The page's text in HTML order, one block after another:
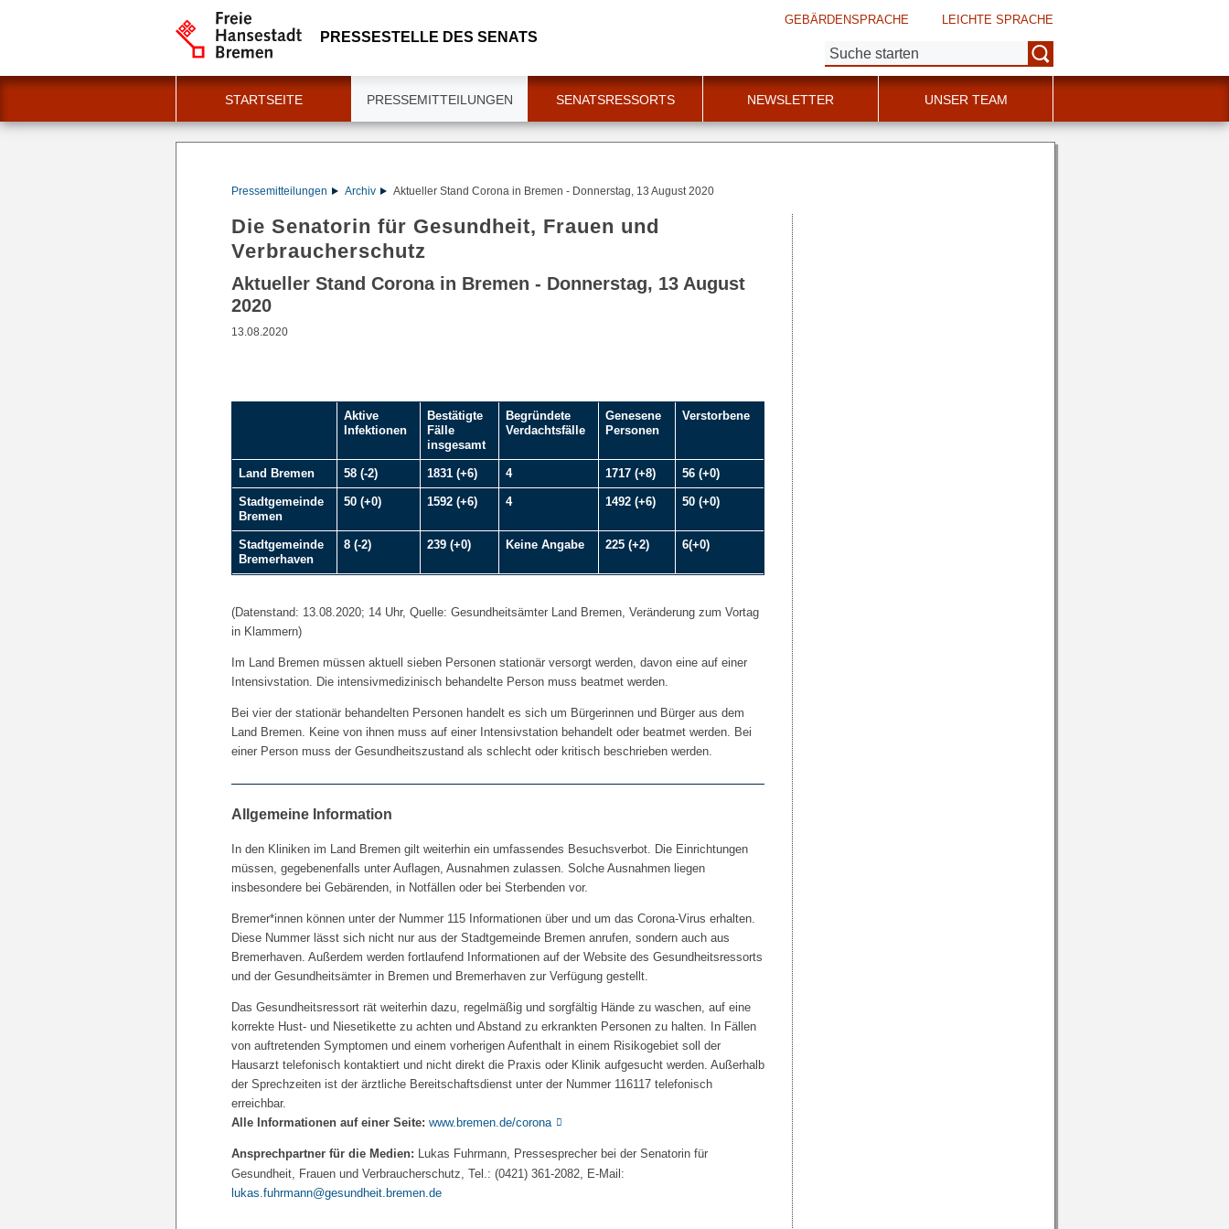
PRESSESTELLE DES SENATS
GEBÄRDENSPRACHE LEICHTE SPRACHE
Suche:
STARTSEITE PRESSEMITTEILUNGEN SENATSRESSORTS NEWSLETTER UNSER TEAM
Pressemitteilungen Archiv Aktueller Stand Corona in Bremen - Donnerstag, 13 August 2020
Die Senatorin für Gesundheit, Frauen und
Verbraucherschutz
Aktueller Stand Corona in Bremen - Donnerstag, 13 August
2020
13.08.2020
Aktive
Infektionen
Bestätigte
Fälle
insgesamt
Begründete
Verdachtsfälle
Genesene
Personen
Verstorbene
Land Bremen 58 (-2) 1831 (+6) 4 1717 (+8) 56 (+0)
Stadtgemeinde
Bremen
50 (+0) 1592 (+6) 4 1492 (+6) 50 (+0)
Stadtgemeinde
Bremerhaven
8 (-2) 239 (+0) Keine Angabe 225 (+2) 6(+0)
(Datenstand: 13.08.2020; 14 Uhr, Quelle: Gesundheitsämter Land Bremen, Veränderung zum Vortag
in Klammern)
Im Land Bremen müssen aktuell sieben Personen stationär versorgt werden, davon eine auf einer
Intensivstation. Die intensivmedizinisch behandelte Person muss beatmet werden.
Bei vier der stationär behandelten Personen handelt es sich um Bürgerinnen und Bürger aus dem
Land Bremen. Keine von ihnen muss auf einer Intensivstation behandelt oder beatmet werden. Bei
einer Person muss der Gesundheitszustand als schlecht oder kritisch beschrieben werden.
Allgemeine Information
In den Kliniken im Land Bremen gilt weiterhin ein umfassendes Besuchsverbot. Die Einrichtungen
müssen, gegebenenfalls unter Auflagen, Ausnahmen zulassen. Solche Ausnahmen liegen
insbesondere bei Gebärenden, in Notfällen oder bei Sterbenden vor.
Bremer*innen können unter der Nummer 115 Informationen über und um das Corona-Virus erhalten.
Diese Nummer lässt sich nicht nur aus der Stadtgemeinde Bremen anrufen, sondern auch aus
Bremerhaven. Außerdem werden fortlaufend Informationen auf der Website des Gesundheitsressorts
und der Gesundheitsämter in Bremen und Bremerhaven zur Verfügung gestellt.
Das Gesundheitsressort rät weiterhin dazu, regelmäßig und sorgfältig Hände zu waschen, auf eine
korrekte Hust- und Niesetikette zu achten und Abstand zu erkrankten Personen zu halten. In Fällen
von auftretenden Symptomen und einem vorherigen Aufenthalt in einem Risikogebiet soll der
Hausarzt telefonisch kontaktiert und nicht direkt die Praxis oder Klinik aufgesucht werden. Außerhalb
der Sprechzeiten ist der ärztliche Bereitschaftsdienst unter der Nummer 116117 telefonisch
erreichbar.
Alle Informationen auf einer Seite: www.bremen.de/corona
Ansprechpartner für die Medien: Lukas Fuhrmann, Pressesprecher bei der Senatorin für
Gesundheit, Frauen und Verbraucherschutz, Tel.: (0421) 361-2082, E-Mail:
lukas.fuhrmann@gesundheit.bremen.de